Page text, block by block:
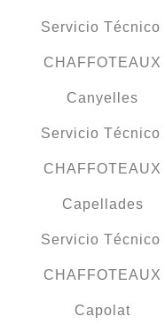
Servicio Técnico
CHAFFOTEAUX
Canyelles
Servicio Técnico
CHAFFOTEAUX
Capellades
Servicio Técnico
CHAFFOTEAUX
Capolat